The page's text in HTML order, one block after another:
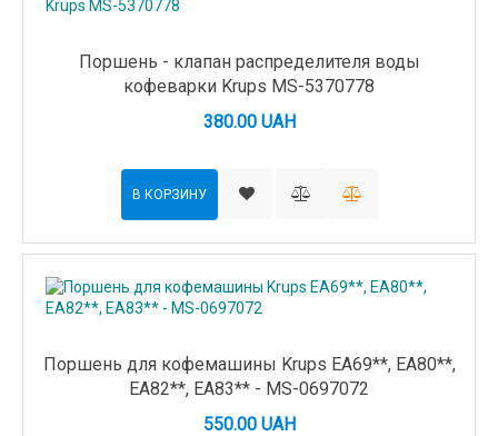
Поршень - клапан распределителя воды
кофеварки Krups MS-5370778
380.00 UAH
В КОРЗИНУ
Поршень для кофемашины Krups EA69**, EA80**,
EA82**, EA83** - MS-0697072
550.00 UAH